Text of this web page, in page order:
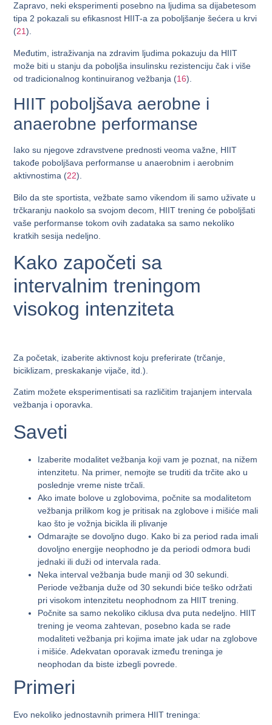
Zapravo, neki eksperimenti posebno na ljudima sa dijabetesom
tipa 2 pokazali su efikasnost HIIT-a za poboljšanje šećera u krvi
(21).
Međutim, istraživanja na zdravim ljudima pokazuju da HIIT
može biti u stanju da poboljša insulinsku rezistenciju čak i više
od tradicionalnog kontinuiranog vežbanja (16).
HIIT poboljšava aerobne i
anaerobne performanse
Iako su njegove zdravstvene prednosti veoma važne, HIIT
takođe poboljšava performanse u anaerobnim i aerobnim
aktivnostima (22).
Bilo da ste sportista, vežbate samo vikendom ili samo uživate u
trčkaranju naokolo sa svojom decom, HIIT trening će poboljšati
vaše performanse tokom ovih zadataka sa samo nekoliko
kratkih sesija nedeljno.
Kako započeti sa
intervalnim treningom
visokog intenziteta
Za početak, izaberite aktivnost koju preferirate (trčanje,
biciklizam, preskakanje vijače, itd.).
Zatim možete eksperimentisati sa različitim trajanjem intervala
vežbanja i oporavka.
Saveti
Izaberite modalitet vežbanja koji vam je poznat, na nižem
intenzitetu. Na primer, nemojte se truditi da trčite ako u
poslednje vreme niste trčali.
Ako imate bolove u zglobovima, počnite sa modalitetom
vežbanja prilikom kog je pritisak na zglobove i mišiće mali
kao što je vožnja bicikla ili plivanje
Odmarajte se dovoljno dugo. Kako bi za period rada imali
dovoljno energije neophodno je da periodi odmora budi
jednaki ili duži od intervala rada.
Neka interval vežbanja bude manji od 30 sekundi.
Periode vežbanja duže od 30 sekundi biće teško održati
pri visokom intenzitetu neophodnom za HIIT trening.
Počnite sa samo nekoliko ciklusa dva puta nedeljno. HIIT
trening je veoma zahtevan, posebno kada se rade
modaliteti vežbanja pri kojima imate jak udar na zglobove
i mišiće. Adekvatan oporavak između treninga je
neophodan da biste izbegli povrede.
Primeri
Evo nekoliko jednostavnih primera HIIT treninga: